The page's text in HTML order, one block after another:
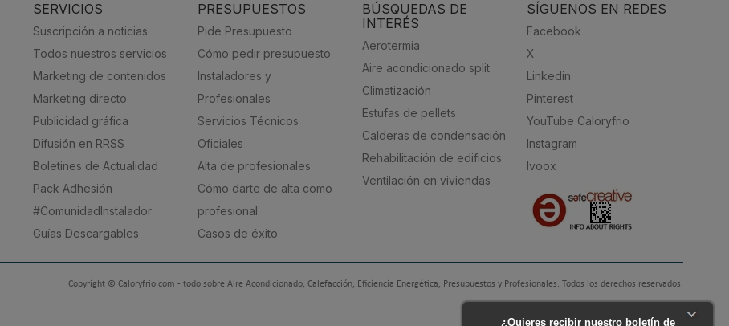
SERVICIOS
Suscripción a noticias
Todos nuestros servicios
Marketing de contenidos
Marketing directo
Publicidad gráfica
Difusión en RRSS
Boletines de Actualidad
Pack Adhesión
#ComunidadInstalador
Guías Descargables
PRESUPUESTOS
Pide Presupuesto
Cómo pedir presupuesto
Instaladores y
Profesionales
Servicios Técnicos
Oficiales
Alta de profesionales
Cómo darte de alta como
profesional
Casos de éxito
BÚSQUEDAS DE
INTERÉS
Aerotermia
Aire acondicionado split
Climatización
Estufas de pellets
Calderas de condensación
Rehabilitación de edificios
Ventilación en viviendas
SÍGUENOS EN REDES
Facebook
X
Linkedin
Pinterest
YouTube Caloryfrio
Instagram
Ivoox
Copyright © Caloryfrio.com - todo sobre Aire Acondicionado, Calefacción, Eficiencia Energética, Presupuestos y Profesionales. Todos los derechos reservados.